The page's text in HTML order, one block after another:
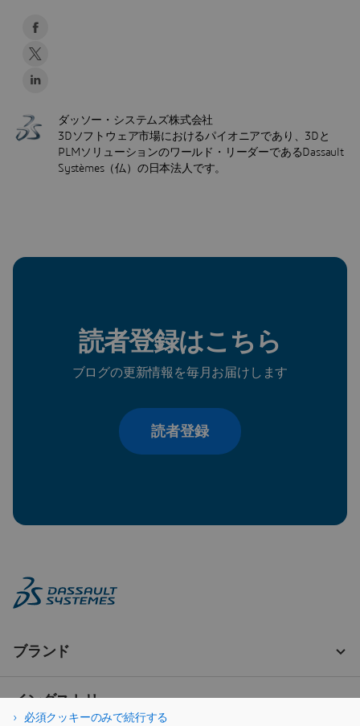
ダッソー・システムズ株式会社
3Dソフトウェア市場におけるパイオニアであり、3Dと
PLMソリューションのワールド・リーダーであるDassault
Systèmes（仏）の日本法人です。
読者登録はこちら
ブログの更新情報を毎月お届けします
読者登録
必須クッキーのみで続行する